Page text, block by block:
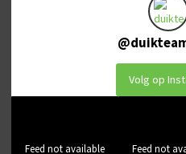
@
Volg op
Feed not available Feed not